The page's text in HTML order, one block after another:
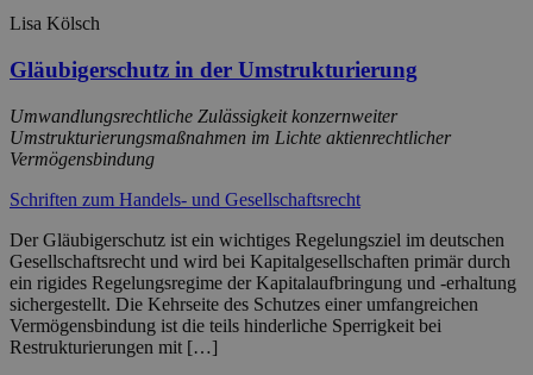
Lisa Kölsch
Gläubigerschutz in der Umstrukturierung
Umwandlungsrechtliche Zulässigkeit konzernweiter
Umstrukturierungsmaßnahmen im Lichte aktienrechtlicher
Vermögensbindung
Schriften zum Handels- und Gesellschaftsrecht
Der Gläubigerschutz ist ein wichtiges Regelungsziel im deutschen
Gesellschaftsrecht und wird bei Kapitalgesellschaften primär durch
ein rigides Regelungsregime der Kapitalaufbringung und -erhaltung
sichergestellt. Die Kehrseite des Schutzes einer umfangreichen
Vermögensbindung ist die teils hinderliche Sperrigkeit bei
Restrukturierungen mit […]